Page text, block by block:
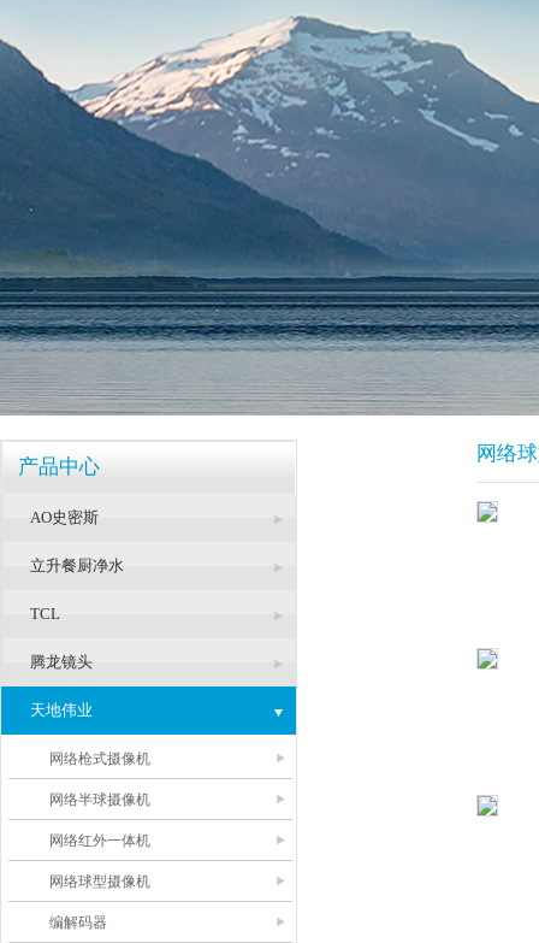
产品中心
AO史密斯
立升餐厨净水
TCL
腾龙镜头
天地伟业
网络枪式摄像机
网络半球摄像机
网络红外一体机
网络球型摄像机
编解码器
网络